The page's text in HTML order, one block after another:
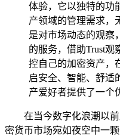
体验，它以独特的功
产领域的管理需求，
是对市场动态的观察
的服务，借助Trust观
控自己的加密资产，
启安全、智能、舒适
产爱好者提供了一个
在当今数字化浪潮以
密货币市场宛如夜空中一